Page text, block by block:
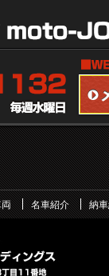
名車紹介 納